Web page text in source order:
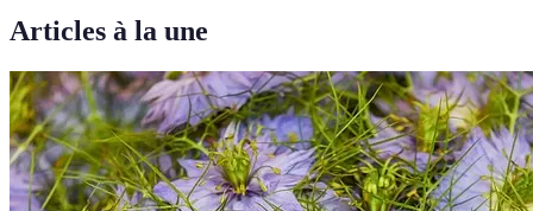
Articles à la une